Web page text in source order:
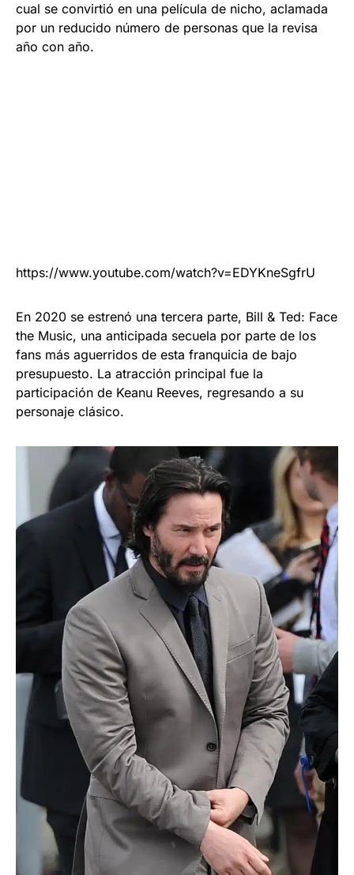
cual se convirtió en una película de nicho, aclamada
por un reducido número de personas que la revisa
año con año.
https://www.youtube.com/watch?v=EDYKneSgfrU
En 2020 se estrenó una tercera parte, Bill & Ted: Face
the Music, una anticipada secuela por parte de los
fans más aguerridos de esta franquicia de bajo
presupuesto. La atracción principal fue la
participación de Keanu Reeves, regresando a su
personaje clásico.